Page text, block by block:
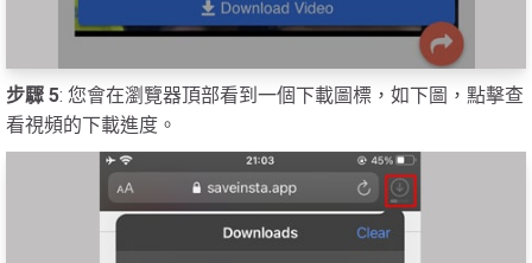
步驟 5: 您會在瀏覽器頂部看到一個下載圖標，如下圖，點擊查
看視頻的下載進度。